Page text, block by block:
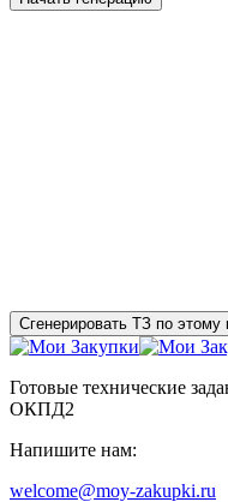
Сгенерировать ТЗ по этому
Готовые технические
ОКПД2
Напишите нам:
welcome@moy-zakupki.ru